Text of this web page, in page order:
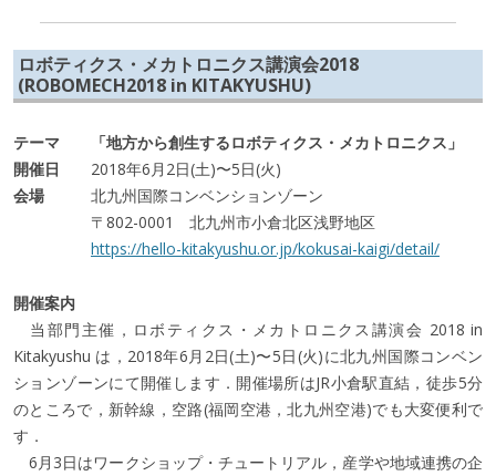
ロボティクス・メカトロニクス講演会2018
(ROBOMECH2018 in KITAKYUSHU)
テーマ
「地方から創生するロボティクス・メカトロニクス」
開催日
2018年6月2日(土)〜5日(火)
会場
北九州国際コンベンションゾーン
〒802-0001 北九州市小倉北区浅野地区
https://hello-kitakyushu.or.jp/kokusai-kaigi/detail/
開催案内
当部門主催，ロボティクス・メカトロニクス講演会 2018 in
Kitakyushu は，2018年6月2日(土)〜5日(火)に北九州国際コンベン
ションゾーンにて開催します．開催場所はJR小倉駅直結，徒歩5分
のところで，新幹線，空路(福岡空港，北九州空港)でも大変便利で
す．
6月3日はワークショップ・チュートリアル，産学や地域連携の企